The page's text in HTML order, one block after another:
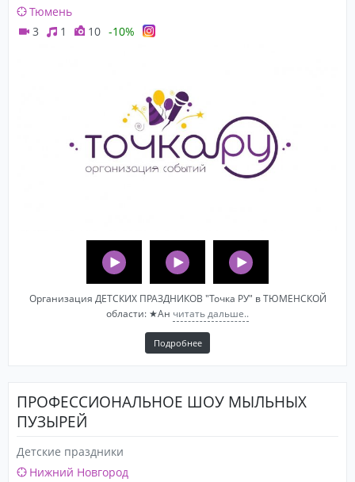
Тюмень
3
1 10 -10%
Организация ДЕТСКИХ ПРАЗДНИКОВ "Точка РУ" в ТЮМЕНСКОЙ
области: ★Ан читать дальше..
Подробнее
ПРОФЕССИОНАЛЬНОЕ ШОУ МЫЛЬНЫХ
ПУЗЫРЕЙ
Детские праздники
Нижний Новгород